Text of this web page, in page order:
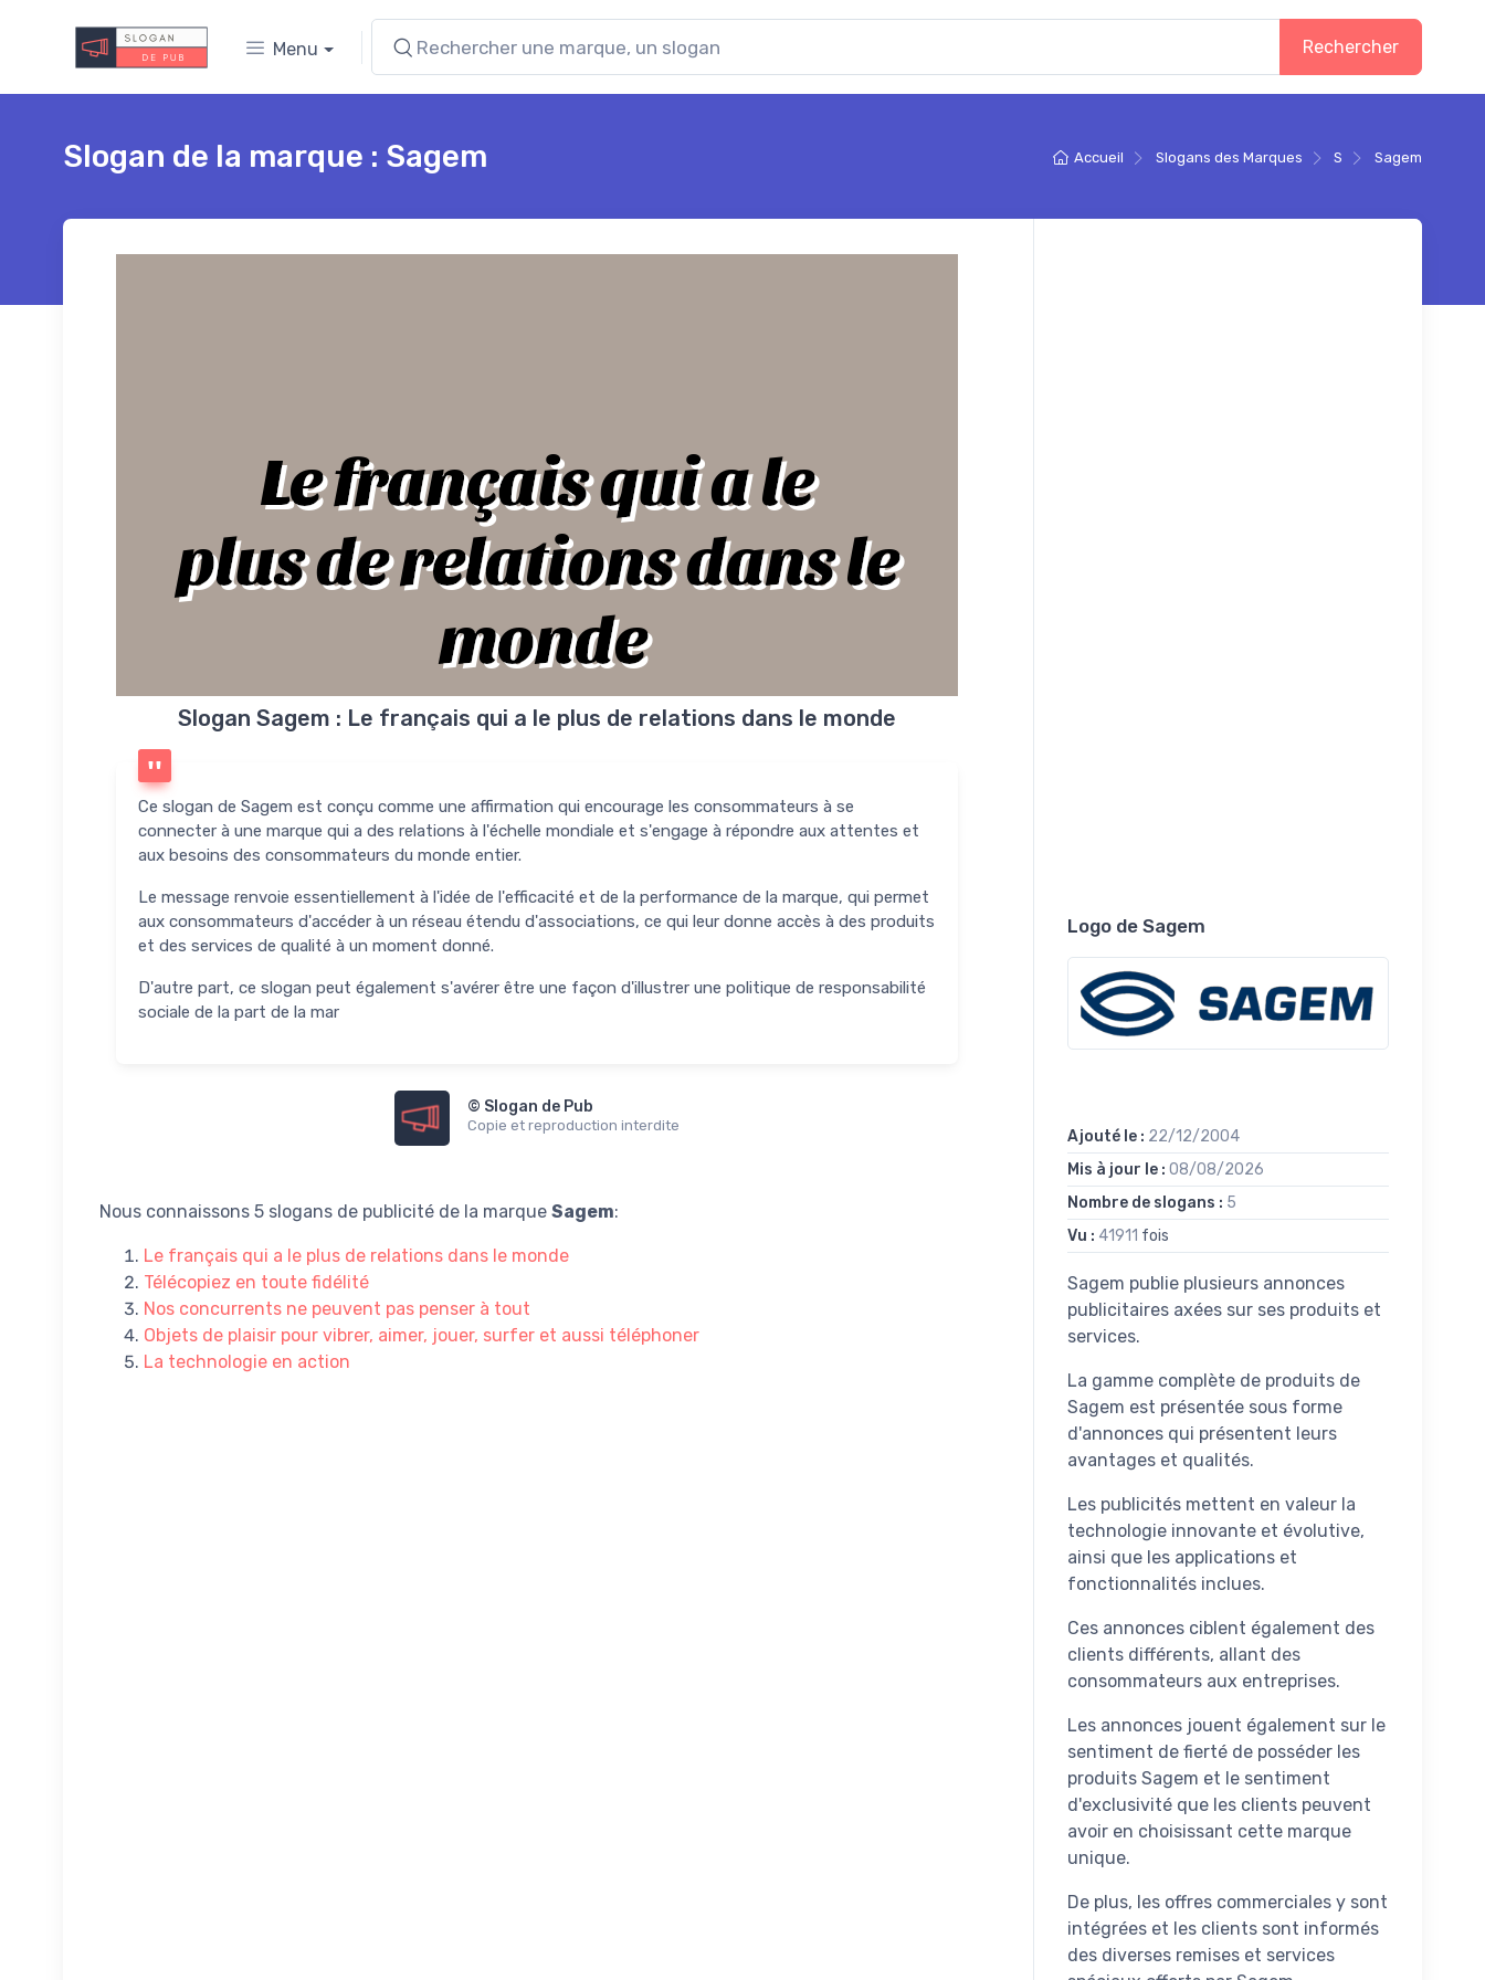
Menu Rechercher
Accueil Slogans des Marques S Sagem
Slogan de la marque : Sagem
Le français qui a le
plus de relations dans le
monde
Slogan Sagem : Le français qui a le plus de relations dans le monde
Ce slogan de Sagem est conçu comme une affirmation qui encourage les consommateurs à se
connecter à une marque qui a des relations à l'échelle mondiale et s'engage à répondre aux attentes et
aux besoins des consommateurs du monde entier.
Le message renvoie essentiellement à l'idée de l'efficacité et de la performance de la marque, qui permet
aux consommateurs d'accéder à un réseau étendu d'associations, ce qui leur donne accès à des produits
et des services de qualité à un moment donné.
D'autre part, ce slogan peut également s'avérer être une façon d'illustrer une politique de responsabilité
sociale de la part de la mar
© Slogan de Pub
Copie et reproduction interdite
Nous connaissons 5 slogans de publicité de la marque Sagem:
Le français qui a le plus de relations dans le monde
Télécopiez en toute fidélité
Nos concurrents ne peuvent pas penser à tout
Objets de plaisir pour vibrer, aimer, jouer, surfer et aussi téléphoner
La technologie en action
Logo de Sagem
Ajouté le : 22/12/2004
Mis à jour le : 08/08/2026
Nombre de slogans : 5
Vu : 41911 fois
Sagem publie plusieurs annonces
publicitaires axées sur ses produits et
services.
La gamme complète de produits de
Sagem est présentée sous forme
d'annonces qui présentent leurs
avantages et qualités.
Les publicités mettent en valeur la
technologie innovante et évolutive,
ainsi que les applications et
fonctionnalités inclues.
Ces annonces ciblent également des
clients différents, allant des
consommateurs aux entreprises.
Les annonces jouent également sur le
sentiment de fierté de posséder les
produits Sagem et le sentiment
d'exclusivité que les clients peuvent
avoir en choisissant cette marque
unique.
De plus, les offres commerciales y sont
intégrées et les clients sont informés
des diverses remises et services